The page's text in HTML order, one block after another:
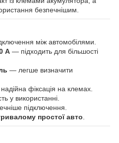
безпечнішим.
між автомобілями.
А — підходить для більшості
— легше визначити
фіксація на клемах.
у використанні.
підключення.
простої авто